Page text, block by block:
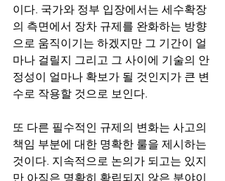
이다. 국가와 정부 입장에서는 세수확장
의 측면에서 장차 규제를 완화하는 방향
으로 움직이기는 하겠지만 그 기간이 얼
마나 걸릴지 그리고 그 사이에 기술의 안
정성이 얼마나 확보가 될 것인지가 큰 변
수로 작용할 것으로 보인다.
또 다른 필수적인 규제의 변화는 사고의
책임 부분에 대한 명확한 룰을 제시하는
것이다. 지속적으로 논의가 되고는 있지
만 아직은 명확히 확립되지 않은 분야이